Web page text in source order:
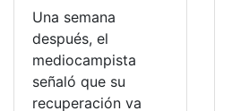
Una semana
después, el
mediocampista
señaló que su
recuperación va